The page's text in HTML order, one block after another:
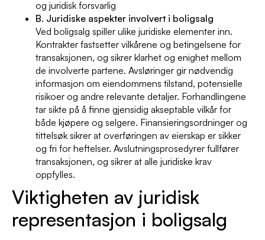
og juridisk forsvarlig
B. Juridiske aspekter involvert i boligsalg
Ved boligsalg spiller ulike juridiske elementer inn.
Kontrakter fastsetter vilkårene og betingelsene for
transaksjonen, og sikrer klarhet og enighet mellom
de involverte partene. Avsløringer gir nødvendig
informasjon om eiendommens tilstand, potensielle
risikoer og andre relevante detaljer. Forhandlingene
tar sikte på å finne gjensidig akseptable vilkår for
både kjøpere og selgere. Finansieringsordninger og
tittelsøk sikrer at overføringen av eierskap er sikker
og fri for heftelser. Avslutningsprosedyrer fullfører
transaksjonen, og sikrer at alle juridiske krav
oppfylles.
Viktigheten av juridisk
representasjon i boligsalg